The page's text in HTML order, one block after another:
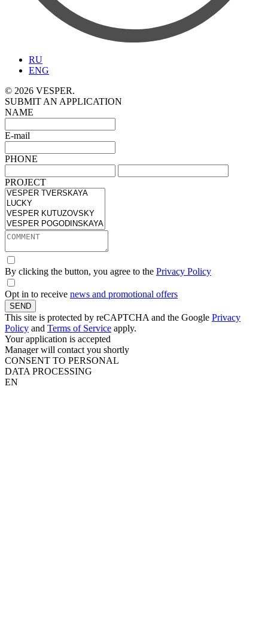
RU
ENG
© 2026 VESPER.
SUBMIT AN APPLICATION
NAME
E-mail
PHONE
PROJECT
By clicking the button, you agree to the Privacy Policy
Opt in to receive news and promotional offers
SEND
This site is protected by reCAPTCHA and the Google Privacy
Policy and Terms of Service apply.
Your application is accepted
Manager will contact you shortly
CONSENT TO PERSONAL
DATA PROCESSING
EN